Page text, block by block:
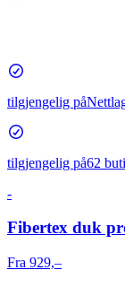
tilgjengelig på
tilgjengelig på62
-
Fibertex duk
Fra 929,–